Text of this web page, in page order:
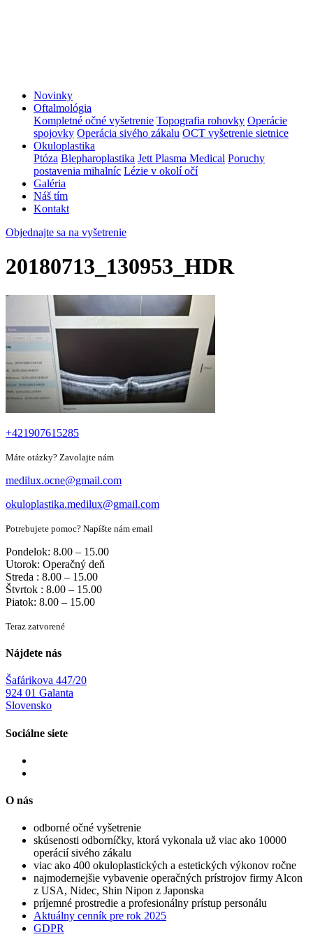
Novinky
Oftalmológia
Kompletné očné vyšetrenie Topografia rohovky Operácie
spojovky Operácia sivého zákalu OCT vyšetrenie sietnice
Okuloplastika
Ptóza Blepharoplastika Jett Plasma Medical Poruchy
postavenia mihalníc Lézie v okolí očí
Galéria
Náš tím
Kontakt
Objednajte sa na vyšetrenie
20180713_130953_HDR
+421907615285
Máte otázky? Zavolajte nám
medilux.ocne@gmail.com
okuloplastika.medilux@gmail.com
Potrebujete pomoc? Napíšte nám email
Pondelok: 8.00 – 15.00
Utorok: Operačný deň
Streda : 8.00 – 15.00
Štvrtok : 8.00 – 15.00
Piatok: 8.00 – 15.00
Teraz zatvorené
Nájdete nás
Šafárikova 447/20
924 01 Galanta
Slovensko
Sociálne siete
O nás
odborné očné vyšetrenie
skúsenosti odborníčky, ktorá vykonala už viac ako 10000
operácií sivého zákalu
viac ako 400 okuloplastických a estetických výkonov ročne
najmodernejšie vybavenie operačných prístrojov firmy Alcon
z USA, Nidec, Shin Nipon z Japonska
príjemné prostredie a profesionálny prístup personálu
Aktuálny cenník pre rok 2025
GDPR